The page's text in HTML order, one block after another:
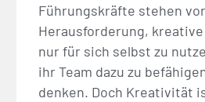
Führungskräfte stehen
Herausforderung,
nur für sich selbst zu
ihr Team dazu zu
denken. Doch Kreativität